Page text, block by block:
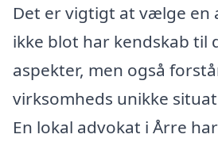
Det er vigtigt at vælge en
ikke blot har kendskab til
aspekter, men også
virksomheds unikke
En lokal advokat i Årre